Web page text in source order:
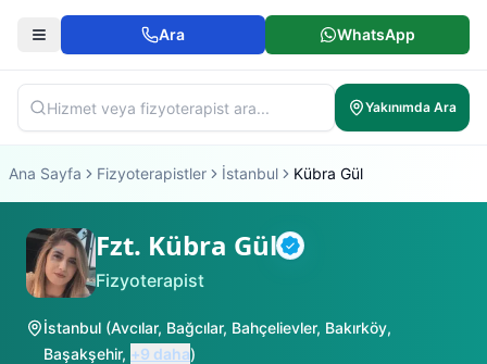
Ara WhatsApp
Yakınımda Ara
Ana Sayfa Fizyoterapistler İstanbul Kübra Gül
Fzt. Kübra Gül Doğrulanmış
Fizyoterapist
İstanbul (Avcılar, Bağcılar, Bahçelievler, Bakırköy,
Başakşehir, +9 daha)